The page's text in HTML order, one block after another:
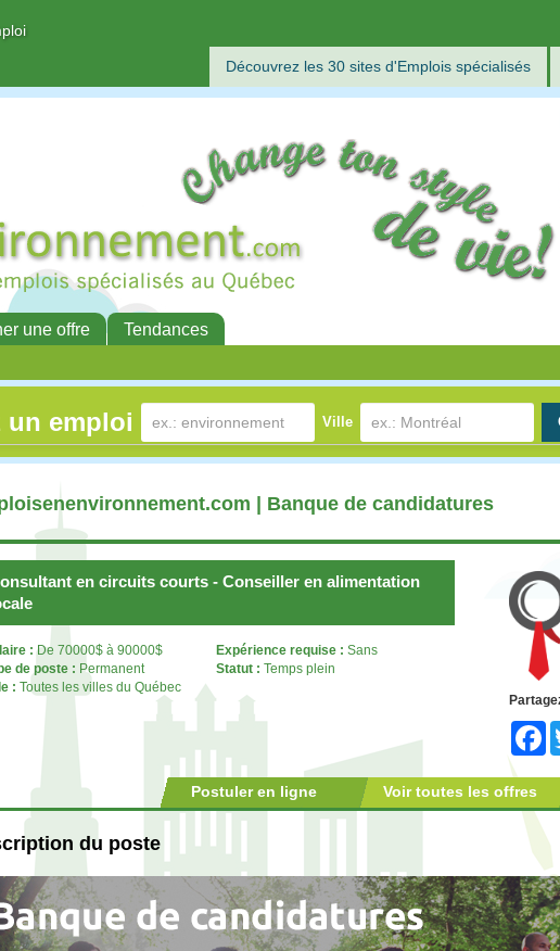
Découvrez les 30 sites d'Emplois spécialisés
une offre Tendances
un emploi Ville
| Banque de candidatures
en circuits courts - Conseiller en alimentation
: De 70000$ à 90000$
de poste : Permanent
: Toutes les villes du Québec
Expérience requise : Sans
Statut : Temps plein
Voir toutes les offres
Postuler en ligne
du poste